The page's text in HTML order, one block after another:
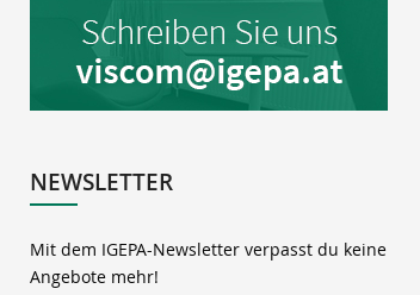
NEWSLETTER
Mit dem IGEPA-Newsletter verpasst du keine
Angebote mehr!